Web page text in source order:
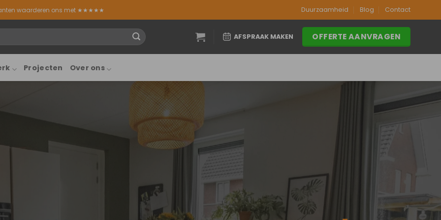
waarderen ons met ★★★★★ Duurzaamheid Blog Contact
AFSPRAAK MAKEN OFFERTE AANVRAGEN
Projecten Over ons